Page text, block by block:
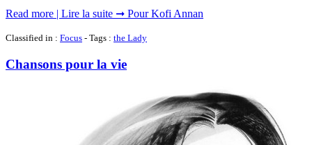
Read more | Lire la suite ➞ Pour Kofi Annan
Classified in : Focus - Tags : the Lady
Chansons pour la vie